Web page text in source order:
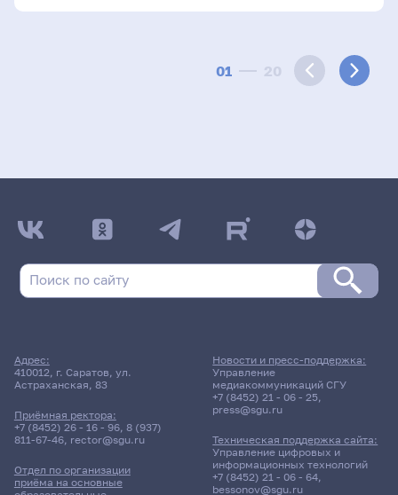
01 20
Адрес:
410012, г. Саратов, ул.
Астраханская, 83
Приёмная ректора:
+7 (8452) 26 - 16 - 96, 8 (937)
811-67-46, rector@sgu.ru
Отдел по организации
приёма на основные
Новости и пресс-поддержка:
Управление
медиакоммуникаций СГУ
+7 (8452) 21 - 06 - 25,
press@sgu.ru
Техническая поддержка сайта:
Управление цифровых и
информационных технологий
+7 (8452) 21 - 06 - 64,
bessonov@sgu.ru